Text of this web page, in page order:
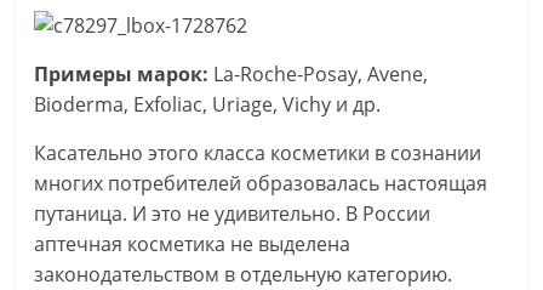
Примеры марок: La-Roche-Posay, Avene,
Bioderma, Exfoliac, Uriage, Vichy и др.
Касательно этого класса косметики в сознании
многих потребителей образовалась настоящая
путаница. И это не удивительно. В России
аптечная косметика не выделена
законодательством в отдельную категорию.